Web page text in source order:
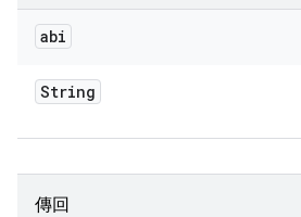
abi
String
傳回